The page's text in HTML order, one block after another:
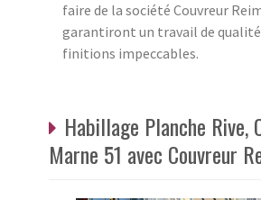
faire de la société Couvreur
garantiront un travail de qualité
finitions impeccables.
Habillage Planche Rive,
Marne 51 avec Couvreur